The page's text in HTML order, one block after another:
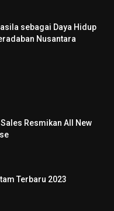
sebagai Daya Hidup
Nusantara
Resmikan All New
Terbaru 2023